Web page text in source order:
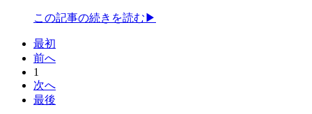
この記事の続きを読む ▶
最初
前へ
1
次へ
最後